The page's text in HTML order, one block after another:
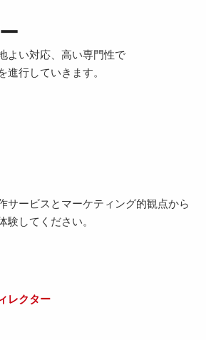
よい対応、高い専門性で
進行していきます。
サービスとマーケティング的観点から
験してください。
レクター